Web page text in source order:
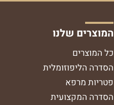
המוצרים שלנו
כל המוצרים
הסדרה הליפוזומלית
פטריות מרפא
הסדרה המקצועית